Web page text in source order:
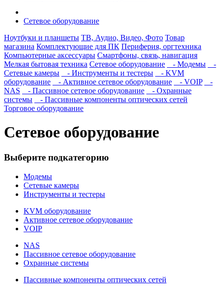
Сетевое оборудование
Ноутбуки и планшеты ТВ, Аудио, Видео, Фото Товар
магазина Комплектующие для ПК Периферия, оргтехника
Компьютерные аксессуары Смартфоны, связь, навигация
Мелкая бытовая техника Сетевое оборудование - Модемы
-
Сетевые камеры
- Инструменты и тестеры
- KVM
оборудование
- Активное сетевое оборудование - VOIP
-
NAS
- Пассивное сетевое оборудование
- Охранные
системы
- Пассивные компоненты оптических сетей
Торговое оборудование
Сетевое оборудование
Выберите подкатегорию
Модемы
Сетевые камеры
Инструменты и тестеры
KVM оборудование
Активное сетевое оборудование
VOIP
NAS
Пассивное сетевое оборудование
Охранные системы
Пассивные компоненты оптических сетей